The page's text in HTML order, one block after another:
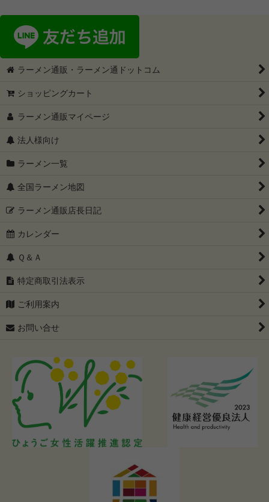
ラーメン通販・ラーメン通ドットコム
ショッピングカート
ラーメン通販マイページ
法人様向け
ラーメン一覧
全国ラーメン地図
ラーメン通販店長日記
カレンダー
Ｑ＆Ａ
特定商取引法表示
ご利用案内
お問い合せ